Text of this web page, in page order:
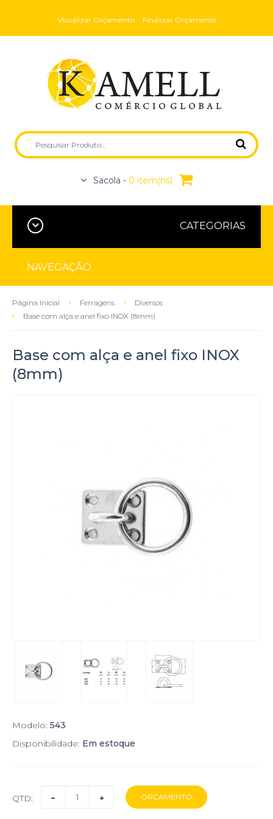
Visualizar Orçamento Finalizar Orçamento
Sacola - 0 item(ns)
CATEGORIAS
NAVEGAÇÃO
Página Inicial Ferragens
Diversos
Base com alça e anel fixo INOX (8mm)
Base com alça e anel fixo INOX
(8mm)
Modelo: 543
Disponibilidade: Em estoque
QTD: